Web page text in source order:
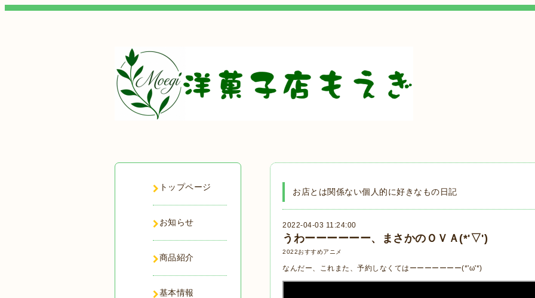
お店とは関係ない個人的に好きなもの日記
2022-04-03 11:24:00
うわーーーーーー、まさかのＯＶＡ(*'▽')
2022おすすめアニメ
なんだー、これまた、予約しなくてはーーーーーーー(*'ω'*)
トップページ
お知らせ
商品紹介
基本情報